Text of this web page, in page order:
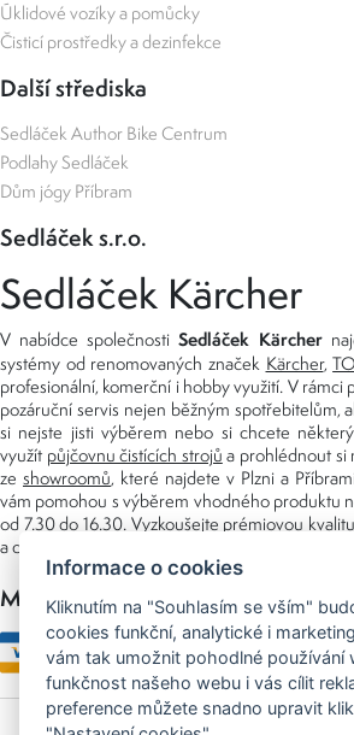
Úklidové vozíky a pomůcky
Čisticí prostředky a dezinfekce
Další střediska
Sedláček Author Bike Centrum
Podlahy Sedláček
Dům jógy Příbram
Sedláček s.r.o.
Sedláček Kärcher
V nabídce společnostiSedláček Kärcher
systémy od renomovaných značek Kärcher,
profesionální, komerční i hobby využití. V rámci
pozáruční servis nejen běžným spotřebitelům,
si nejste jisti výběrem nebo si chcete
využít půjčovnu čistících strojů a prohlédnout si
ze showroomů, které najdete v Plzni a
vám pomohou s výběrem vhodného produktu
od 7.30 do 16.30. Vyzkoušejte prémiovou
a dobře poslouží nejen doma, ale i v zaměstnání.
Možnosti platby
Informace o cookies
Kliknutím na "Souhlasím se vším"
cookies funkční, analytické i
vám tak umožnit pohodlné používání
funkčnost našeho webu i vás cílit
preference můžete snadno upravit